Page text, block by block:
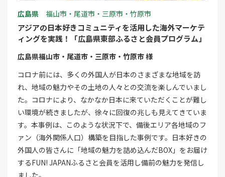
広島県 福山市・尾道市・三原市・竹原市
アジアの日本好きコミュニティを活用した海外マーケテ
ィングを実践！「広島県東部ふるさと会員プログラム」
広島県福山市・尾道市・三原市・竹原市 様
コロナ前には、多くの外国人が日本のさまざまな地域を訪
れ、地域の魅力やその土地の人々との交流を楽しんでいまし
た。コロナにより、なかなか日本に来ていただくことが難し
い環境が続きましたが、徐々に回復の兆しも見えてきていま
す。本事例は、このような状況下で、備後エリア各地域のフ
ァン（海外関係人口）構築を目指した事例です。日本好きの
外国人の皆さんに「地域の魅力を詰め込んだBOX」をお届け
するFUN! JAPANふるさと会員を活用し備前の魅力を発信し
ました。